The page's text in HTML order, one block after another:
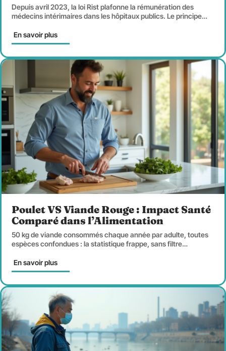
Depuis avril 2023, la loi Rist plafonne la rémunération des
médecins intérimaires dans les hôpitaux publics. Le principe…
En savoir plus
Poulet VS Viande Rouge : Impact Santé
Comparé dans l’Alimentation
50 kg de viande consommés chaque année par adulte, toutes
espèces confondues : la statistique frappe, sans filtre…
En savoir plus